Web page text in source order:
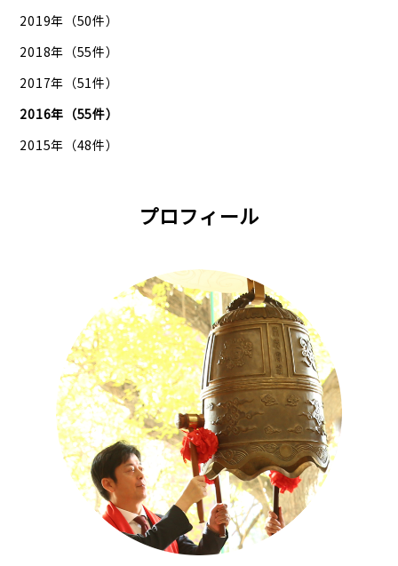
2019年（50件）
2018年（55件）
2017年（51件）
2016年（55件）
2015年（48件）
プロフィール